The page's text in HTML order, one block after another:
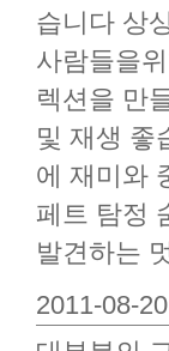
습니다 상
사람들을
렉션을 만
및 재생 좋
에 재미와
페트 탐정
발견하는
2011-08-